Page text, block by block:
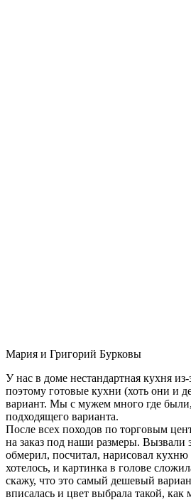
Мария и Григорий Бурковы
У нас в доме нестандартная кухня
поэтому готовые кухни (хоть они и
вариант. Мы с мужем много где
подходящего варианта.
После всех походов по торговым
на заказ под наши размеры. Вызвали
обмерил, посчитал, нарисовал
хотелось, и картинка в голове
скажу, что это самый дешевый
вписалась и цвет выбрала такой, как